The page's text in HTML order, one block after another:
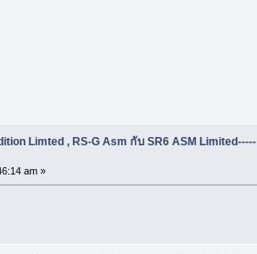
Limted , RS-G Asm กับ SR6 ASM Limited-----
am »